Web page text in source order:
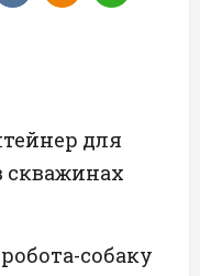
для
скважинах
собаку